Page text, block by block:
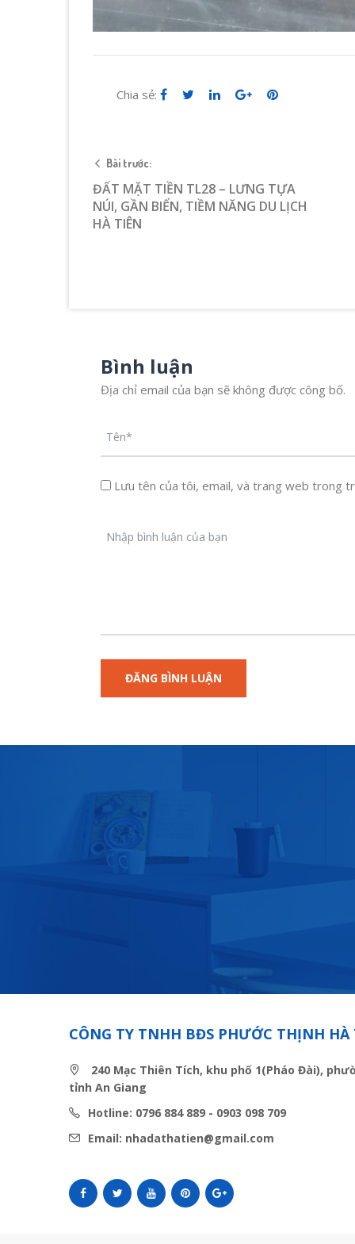
Chia sẻ:
Bài trước:
ĐẤT MẶT TIỀN TL28 – LƯNG TỰA
NÚI, GẦN BIỂN, TIỀM NĂNG DU LỊCH
HÀ TIÊN
Bình luận
Địa chỉ email của bạn sẽ không được công bố.
Lưu tên của tôi, email, và trang web trong
CÔNG TY TNHH BĐS PHƯỚC THỊNH HÀ
240 Mạc Thiên Tích, khu phố 1(Pháo Đài),
tỉnh An Giang
Hotline: 0796 884 889 - 0903 098 709
Email: nhadathatien@gmail.com